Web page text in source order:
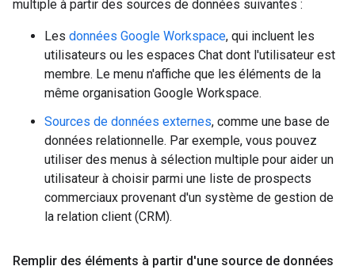
multiple à partir des sources de données suivantes :
Les données Google Workspace, qui incluent les
utilisateurs ou les espaces Chat dont l'utilisateur est
membre. Le menu n'affiche que les éléments de la
même organisation Google Workspace.
Sources de données externes, comme une base de
données relationnelle. Par exemple, vous pouvez
utiliser des menus à sélection multiple pour aider un
utilisateur à choisir parmi une liste de prospects
commerciaux provenant d'un système de gestion de
la relation client (CRM).
Remplir des éléments à partir d'une source de données